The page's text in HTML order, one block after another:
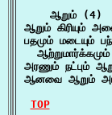
    ஆறும் (4)
ஆறும் கிரியும்
பதமும் மடையும்
அரணும் நட்பும்
ஆனவை ஆறும்
TOP